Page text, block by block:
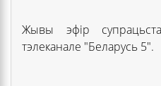
Жывы эфір
тэлеканале "Беларусь 5".